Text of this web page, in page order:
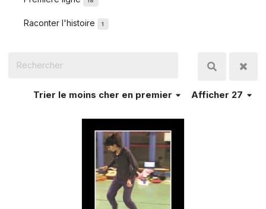
Raconter l'histoire 1
Afficher 27
Trier le moins cher en premier